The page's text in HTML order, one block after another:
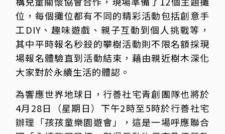
位，每個攤位都有不同的精彩活動包括創意手
工DIY、趣味遊戲、親子互動到個人挑戰等，
其中平時報名秒殺的攀樹活動則不限名額採現
場報名體驗直到活動結束，藉由親近樹木深化
大家對於永續生活的體認。
為響應世界地球日，行善社宅青創團隊也將於
4月28日（星期日）下午2時至5時於行善社宅
辦理「孩孩童樂園遊會」，這是一場呼應聯合